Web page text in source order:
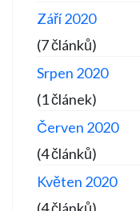
Září 2020
(7 článků)
Srpen 2020
(1 článek)
Červen 2020
(4 článků)
Květen 2020